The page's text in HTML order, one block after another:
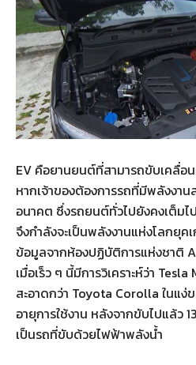
EV คือยานยนต์ที่สามารถขับเคลื่อ
หากเจ้าของต้องการรถที่มีพลังงาน
อนาคต ซึ่งรถยนต์ทั่วไปยังคงเต็ม
จึงกำลังจะเป็นพลังงานแห่งโลกยุค
ข้อมูลจากห้องปฏิบัติการแห่งชาติ
เมื่อเร็ว ๆ นี้มีการวิเคราะห์ว่า
สะอาดกว่า Toyota Corolla ในแ
อายุการใช้งาน หลังจากขับไปแล้ว
เป็นรถที่ขับด้วยไฟฟ้าพลังน้ำ